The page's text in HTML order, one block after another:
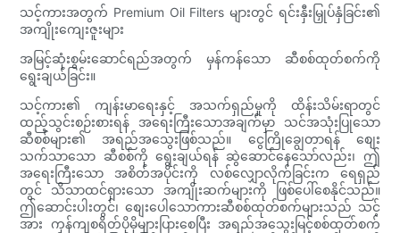
သင့်ကားအတွက် Premium Oil Filters များတွင် ရင်းနှီးမြှုပ်နှံခြင်း၏
အကျိုးကျေးဇူးများ
အမြင့်ဆုံးစွမ်းဆောင်ရည်အတွက် မှန်ကန်သော ဆီစစ်ထုတ်စက်ကို
ရွေးချယ်ခြင်း။
သင့်ကား၏ ကျန်းမာရေးနှင့် အသက်ရှည်မှုကို ထိန်းသိမ်းရာတွင်
ထည့်သွင်းစဉ်းစားရန် အရေးကြီးသောအချက်မှာ သင်အသုံးပြုသော
ဆီစစ်များ၏ အရည်အသွေးဖြစ်သည်။ ငွေကြိုချွေတာရန် စျေး
သက်သာသော ဆီစစ်ကို ရွေးချယ်ရန် ဆွဲဆောင်နေသော်လည်း၊ ဤ
အရေးကြီးသော အစိတ်အပိုင်းကို လစ်လျှောလိုက်ခြင်းက ရေရှည်
တွင် သိသာထင်ရှားသော အကျိုးဆက်များကို ဖြစ်ပေါ်စေနိုင်သည်။
ဤဆောင်းပါးတွင်၊ စျေးပေါသောကားဆီစစ်ထုတ်စက်များသည် သင့်
အား ကုန်ကျစရိတ်ပိုမိုများပြားစေပြီး အရည်အသွေးမြင့်စစ်ထုတ်စက်